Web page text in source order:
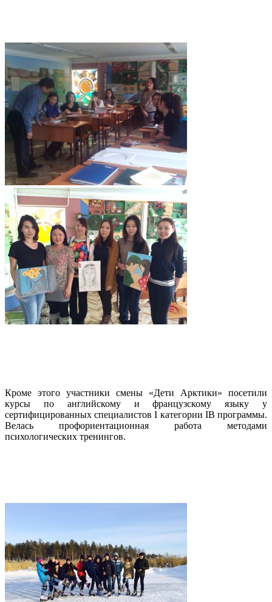
Кроме этого участники смены «Дети Арктики» посетили
курсы по английскому и французскому языку у
сертифицированных специалистов I категории IB программы.
Велась профориентационная работа методами
психологических тренингов.